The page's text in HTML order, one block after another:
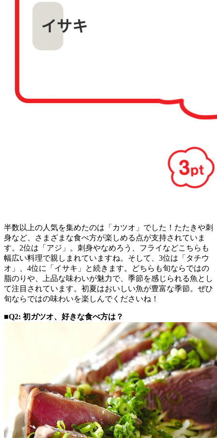
半数以上の人気を集めたのは「カツオ」でした！たたきや刺
身など、さまざまな食べ方が楽しめる点が支持されていま
す。2位は「アジ」。刺身やなめろう、フライなどこちらも
幅広い料理で親しまれていますね。そして、3位は「タチウ
オ」、4位に「イサキ」と続きます。どちらも旬ならではの
脂のりや、上品な味わいが魅力で、季節を感じられる魚とし
て注目されています。初夏はおいしい魚が豊富な季節。ぜひ
旬ならではの味わいを楽しんでくださいね！
■Q2: 初ガツオ、好きな食べ方は？